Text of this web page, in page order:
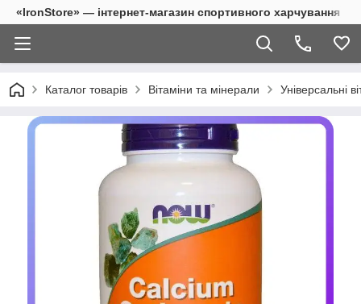
«IronStore» — інтернет-магазин спортивного харчування
Каталог товарів Вітаміни та мінерали Універсальні